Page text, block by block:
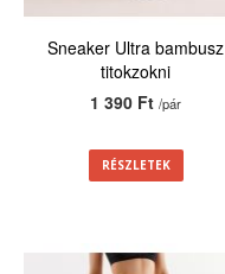
Sneaker Ultra bambusz
titokzokni
1 390 Ft/pár
RÉSZLETEK